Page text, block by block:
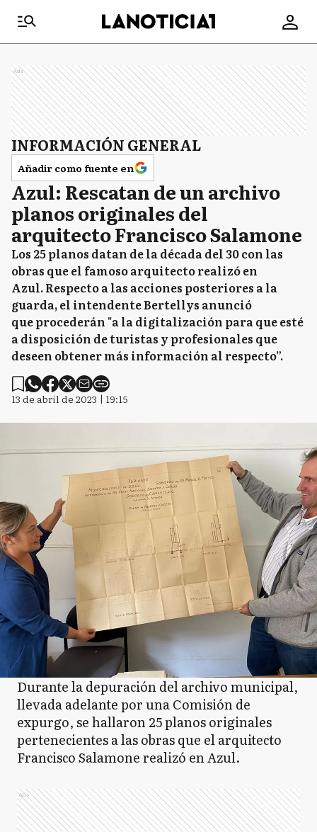
Ads
INFORMACIÓN GENERAL
Añadir como fuente en
Azul: Rescatan de un archivo
planos originales del
arquitecto Francisco Salamone
Los 25 planos datan de la década del 30 con las
obras que el famoso arquitecto realizó en
Azul. Respecto a las acciones posteriores a la
guarda, el intendente Bertellys anunció
que procederán "a la digitalización para que esté
a disposición de turistas y profesionales que
deseen obtener más información al respecto”.
13 de abril de 2023 | 19:15
Durante la depuración del archivo municipal,
llevada adelante por una Comisión de
expurgo, se hallaron 25 planos originales
pertenecientes a las obras que el arquitecto
Francisco Salamone realizó en Azul.
Ads